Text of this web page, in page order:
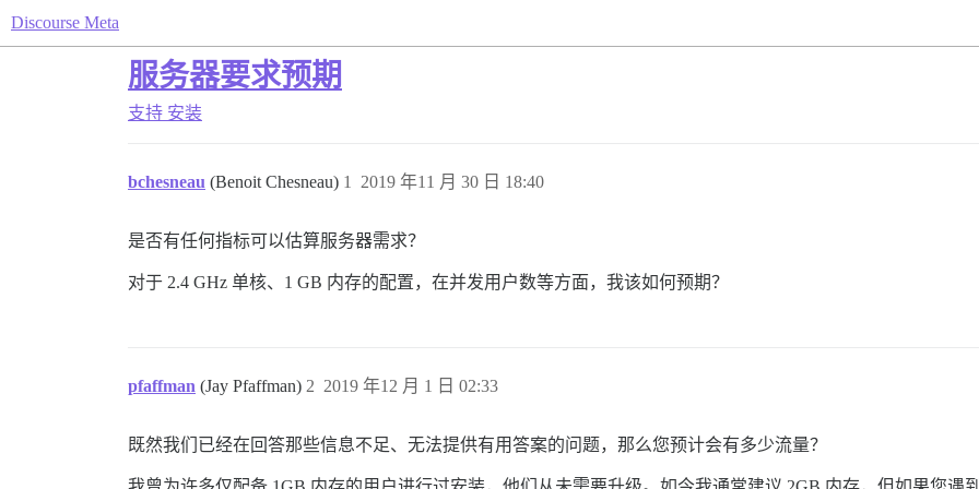
Discourse Meta
服务器要求预期
支持 安装
bchesneau (Benoit Chesneau) 2019 年11 月 30 日 18:40
1
是否有任何指标可以估算服务器需求？
对于 2.4 GHz 单核、1 GB 内存的配置，在并发用户数等方面，我该如何预期？
pfaffman (Jay Pfaffman) 2019 年12 月 1 日 02:33
2
既然我们已经在回答那些信息不足、无法提供有用答案的问题，那么您预计会有多少流量？